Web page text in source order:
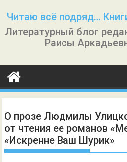
содержимому
Читаю всё подряд…
Литературный блог
Раисы
О прозе Людмилы
от чтения ее романов
«Искренне Ваш Шурик»